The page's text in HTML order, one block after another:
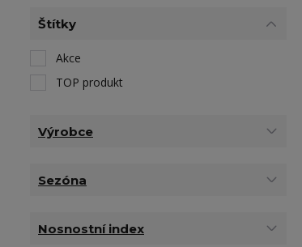
Štítky
Akce
TOP produkt
Výrobce
Sezóna
Nosnostní index